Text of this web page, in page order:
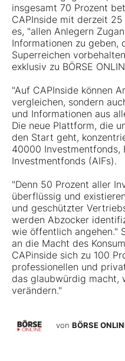
insgesamt 70 Prozent
CAPInside mit derzeit
es, "allen Anlegern
Informationen zu geben,
Superreichen
exklusiv zu BÖRSE
"Auf CAPInside können
vergleichen, sondern
und Informationen aus
Die neue Plattform, die
den Start geht,
40000 Investmentfonds,
Investmentfonds (AIFs).
"Denn 50 Prozent aller
überflüssig und
und geschützter
werden Abzocker
wie öffentlich angehen."
an die Macht des
CAPinside sich zu 100
professionellen und
das glaubwürdig macht,
verändern."
von BÖRSE